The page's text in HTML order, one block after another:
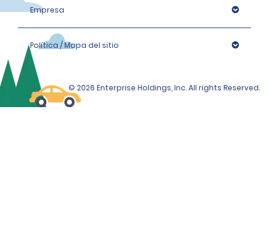
Empresa
Política / Mapa del sitio
© 2026 Enterprise Holdings, Inc. All rights Reserved.